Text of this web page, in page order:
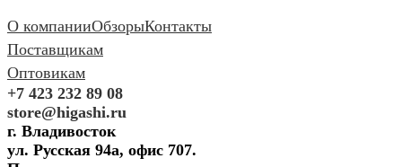
О компанииОбзорыКонтакты
Поставщикам
Оптовикам
+7 423 232 89 08
store@higashi.ru
г. Владивосток
ул. Русская 94а, офис 707.